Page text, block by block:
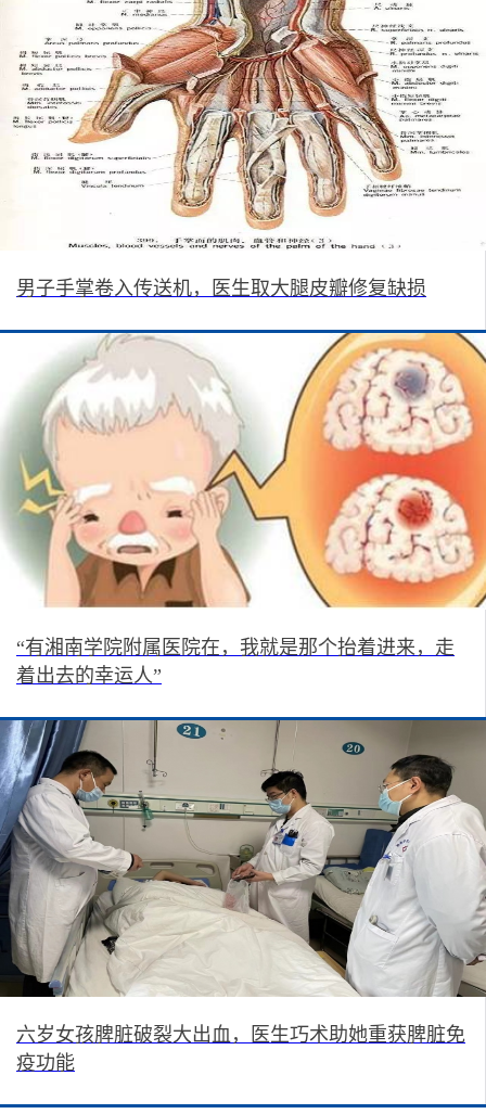
男子手掌卷入传送机，医生取大腿皮瓣修复缺损
“有湘南学院附属医院在，我就是那个抬着进来，走
着出去的幸运人”
六岁女孩脾脏破裂大出血，医生巧术助她重获脾脏免
疫功能